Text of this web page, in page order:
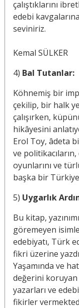
çalıştıklarını
edebi
seviniriz.
Kemal SÜLKER
4) Bal Tutanlar:
Köhnemiş bir
çekilip, bir halk
çalışırken,
hikâyesini
Erol Toy, âdeta
ve
oyunlarını ve
başka bir
5) Uygarlık
Bu kitap,
göremeyen
edebiyatı, Türk
fikri üzerine
Yaşamında ve
değerini koruyan
yazarları ve
fikirler